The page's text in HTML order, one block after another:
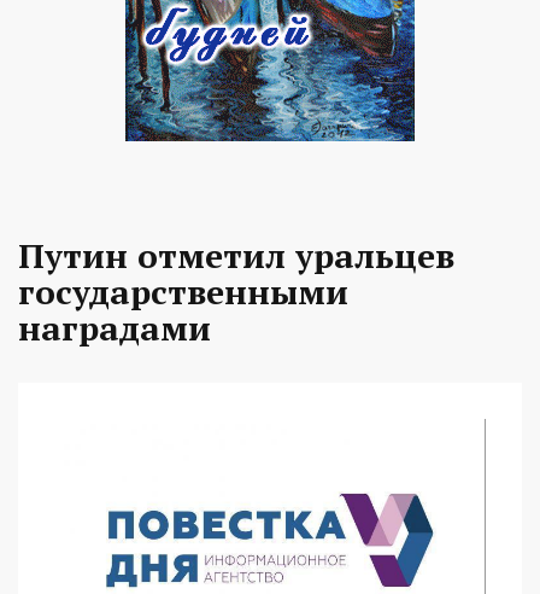
Путин отметил уральцев
государственными
наградами